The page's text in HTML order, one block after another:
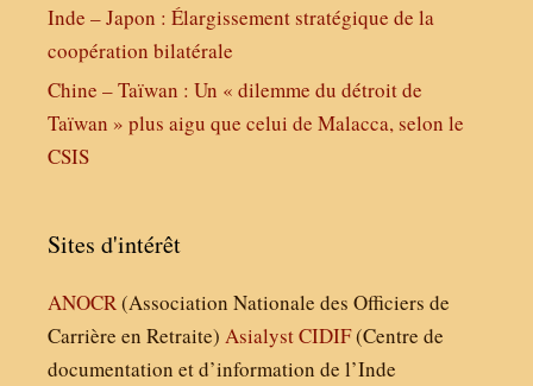
Inde – Japon : Élargissement stratégique de la
coopération bilatérale
Chine – Taïwan : Un « dilemme du détroit de
Taïwan » plus aigu que celui de Malacca, selon le
CSIS
Sites d'intérêt
ANOCR (Association Nationale des Officiers de
Carrière en Retraite) AsialystCIDIF(Centre de
documentation et d’information de l’Inde